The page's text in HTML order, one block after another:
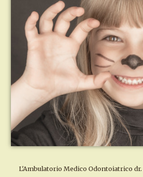
L'Ambulatorio Medico Odontoiatrico